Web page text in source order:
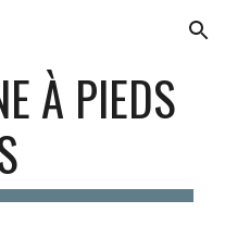
Skip to navigation
À PIEDS